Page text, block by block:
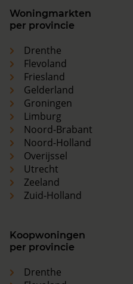
Woningmarkten
per provincie
Drenthe
Flevoland
Friesland
Gelderland
Groningen
Limburg
Noord-Brabant
Noord-Holland
Overijssel
Utrecht
Zeeland
Zuid-Holland
Koopwoningen
per provincie
Drenthe